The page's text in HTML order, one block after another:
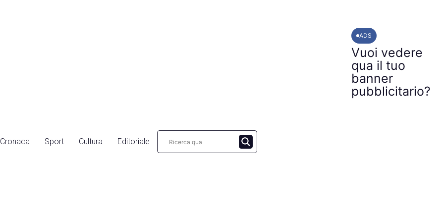
ADS
Vuoi vedere
qua il tuo
banner
pubblicitario?
Cronaca Sport Cultura Editoriale